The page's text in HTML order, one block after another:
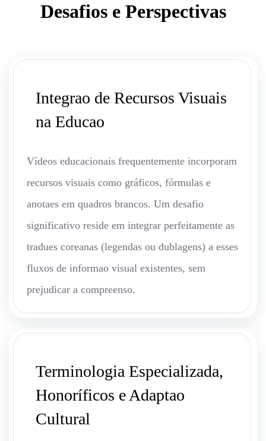
Desafios e Perspectivas
Integrao de Recursos Visuais
na Educao
Vídeos educacionais frequentemente incorporam
recursos visuais como gráficos, fórmulas e
anotaes em quadros brancos. Um desafio
significativo reside em integrar perfeitamente as
tradues coreanas (legendas ou dublagens) a esses
fluxos de informao visual existentes, sem
prejudicar a compreenso.
Terminologia Especializada,
Honoríficos e Adaptao
Cultural